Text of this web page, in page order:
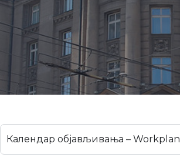
Календар објављивања – Workplan